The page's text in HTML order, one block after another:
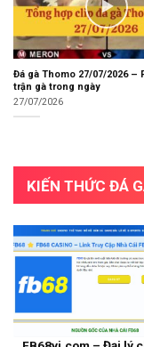
Đá gà Thomo 27/07/2026 –
trận gà trong ngày
27/07/2026
KIẾN THỨC ĐÁ